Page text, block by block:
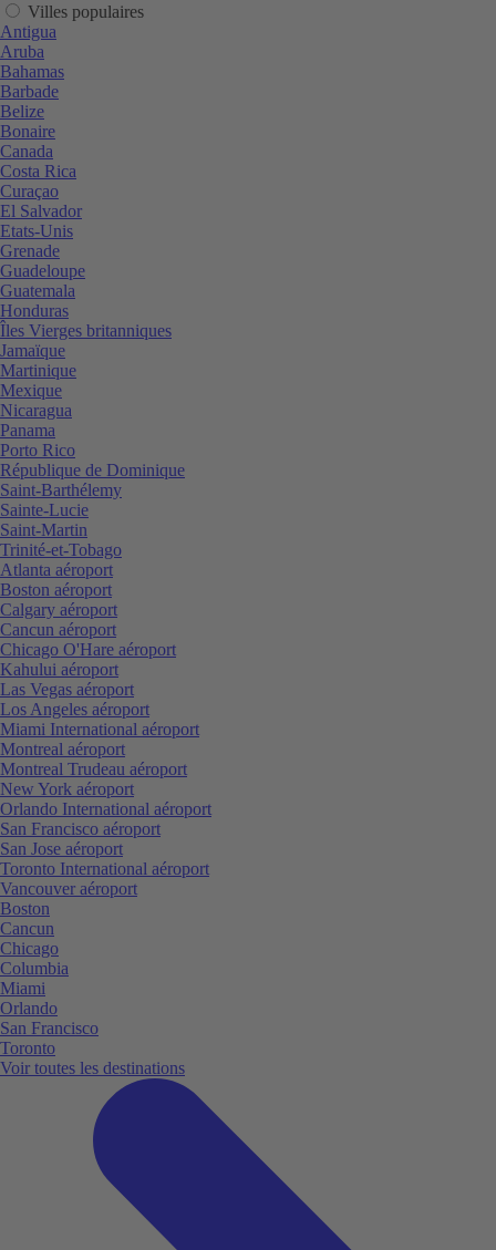
Villes populaires
Antigua
Aruba
Bahamas
Barbade
Belize
Bonaire
Canada
Costa Rica
Curaçao
El Salvador
Etats-Unis
Grenade
Guadeloupe
Guatemala
Honduras
Îles Vierges britanniques
Jamaïque
Martinique
Mexique
Nicaragua
Panama
Porto Rico
République de Dominique
Saint-Barthélemy
Sainte-Lucie
Saint-Martin
Trinité-et-Tobago
Atlanta aéroport
Boston aéroport
Calgary aéroport
Cancun aéroport
Chicago O'Hare aéroport
Kahului aéroport
Las Vegas aéroport
Los Angeles aéroport
Miami International aéroport
Montreal aéroport
Montreal Trudeau aéroport
New York aéroport
Orlando International aéroport
San Francisco aéroport
San Jose aéroport
Toronto International aéroport
Vancouver aéroport
Boston
Cancun
Chicago
Columbia
Miami
Orlando
San Francisco
Toronto
Voir toutes les destinations